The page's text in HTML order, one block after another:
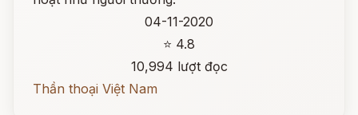
04-11-2020
⭐ 4.8
10,994 lượt đọc
Thần thoại Việt Nam